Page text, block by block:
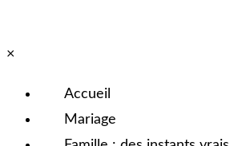
×
Accueil
Mariage